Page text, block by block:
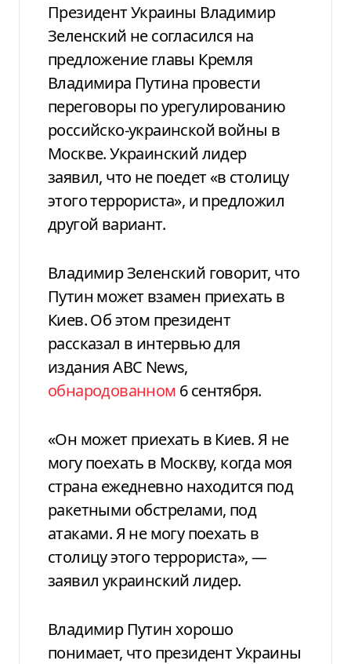
Президент Украины Владимир
Зеленский не согласился на
предложение главы Кремля
Владимира Путина провести
переговоры по урегулированию
российско-украинской войны в
Москве. Украинский лидер
заявил, что не поедет «в столицу
этого террориста», и предложил
другой вариант.
Владимир Зеленский говорит, что
Путин может взамен приехать в
Киев. Об этом президент
рассказал в интервью для
издания ABC News,
обнародованном 6 сентября.
«Он может приехать в Киев. Я не
могу поехать в Москву, когда моя
страна ежедневно находится под
ракетными обстрелами, под
атаками. Я не могу поехать в
столицу этого террориста», —
заявил украинский лидер.
Владимир Путин хорошо
понимает, что президент Украины